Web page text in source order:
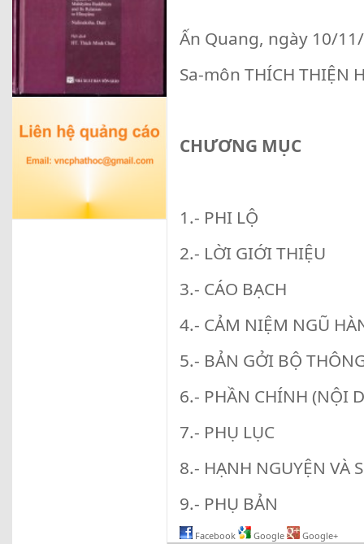
Ấn Quang, ngày 10/
Sa-môn THÍCH THIỆN
CHƯƠNG MỤC
1.- PHI LỘ
2.- LỜI GIỚI THIỆU
3.- CÁO BẠCH
4.- CẢM NIỆM NGŨ
5.- BẢN GỞI BỘ
6.- PHẦN CHÍNH (NỘI
7.- PHỤ LỤC
8.- HẠNH NGUYỆN VÀ
9.- PHỤ BẢN
Facebook Google Google+